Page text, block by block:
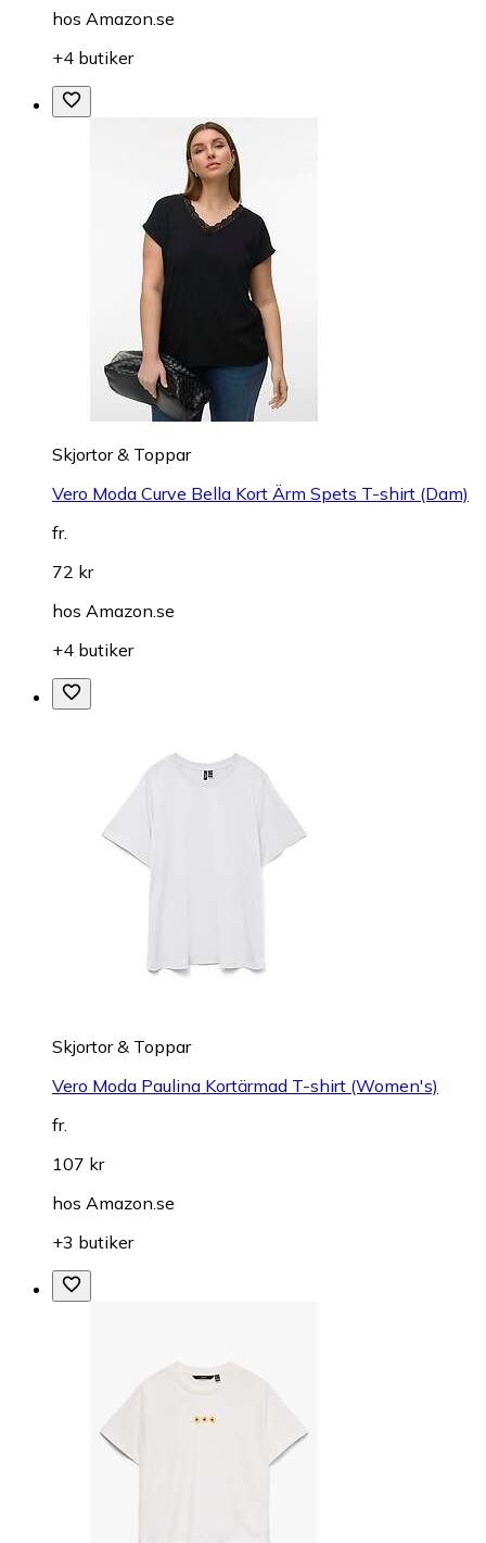
hos Amazon.se
+4 butiker
Skjortor & Toppar
Vero Moda Curve Bella Kort Ärm Spets T-shirt (Dam)
fr.
72 kr
hos Amazon.se
+4 butiker
Skjortor & Toppar
Vero Moda Paulina Kortärmad T-shirt (Women's)
fr.
107 kr
hos Amazon.se
+3 butiker